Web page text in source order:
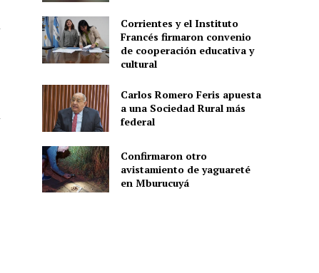
Corrientes y el Instituto
Francés firmaron convenio
de cooperación educativa y
cultural
Carlos Romero Feris apuesta
a una Sociedad Rural más
federal
Confirmaron otro
avistamiento de yaguareté
en Mburucuyá